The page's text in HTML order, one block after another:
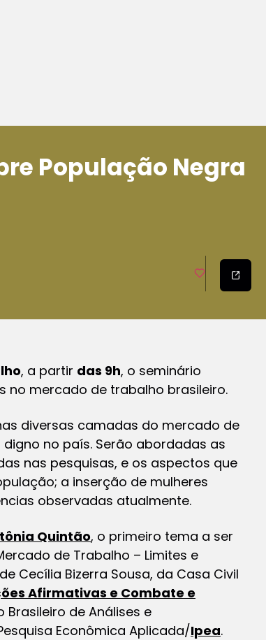
População Negra
, a partir das 9h, o seminário
no mercado de trabalho brasileiro.
diversas camadas do mercado de
no país. Serão abordadas as
nas pesquisas, e os aspectos que
a inserção de mulheres
observadas atualmente.
Quintão, o primeiro tema a ser
de Trabalho – Limites e
Cecília Bizerra Sousa, da Casa Civil
Afirmativas e Combate e
Brasileiro de Análises e
Econômica Aplicada/Ipea.